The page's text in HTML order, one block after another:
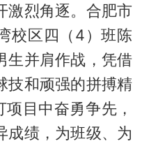
激烈角逐。合肥市
校区四（4）班陈
生并肩作战，凭借
技和顽强的拼搏精
目中奋勇争先，
成绩，为班级、为